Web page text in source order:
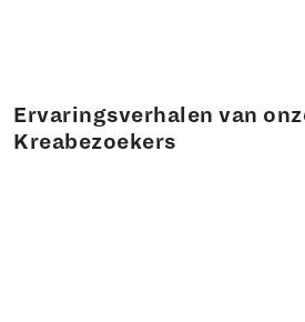
Ervaringsverhalen van
Kreabezoekers